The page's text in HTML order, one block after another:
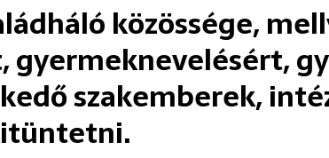
közössége,
gyermeknevelésért,
szakemberek,